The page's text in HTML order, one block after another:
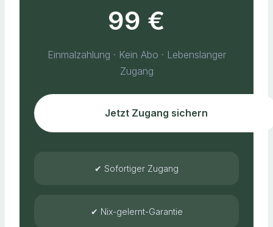
99 €
Einmalzahlung · Kein Abo · Lebenslanger
Zugang
Jetzt Zugang sichern
✔ Sofortiger Zugang
✔ Nix-gelernt-Garantie